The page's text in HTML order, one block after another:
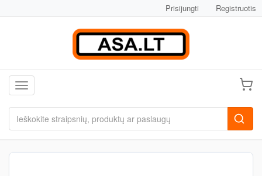
Prisijungti Registruotis
Toggle navigation